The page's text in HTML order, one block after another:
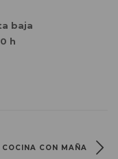
baja
h
COCINA CON MAÑA